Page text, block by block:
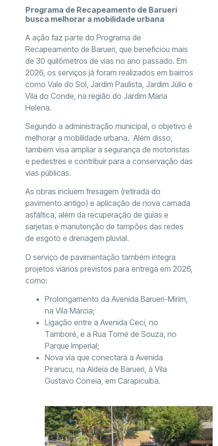
Programa de Recapeamento de Barueri
busca melhorar a mobilidade urbana
A ação faz parte do Programa de
Recapeamento de Barueri, que beneficiou mais
de 30 quilômetros de vias no ano passado. Em
2026, os serviços já foram realizados em bairros
como Vale do Sol, Jardim Paulista, Jardim Júlio e
Vila do Conde, na região do Jardim Maria
Helena.
Segundo a administração municipal, o objetivo é
melhorar a mobilidade urbana. Além disso,
também visa ampliar a segurança de motoristas
e pedestres e contribuir para a conservação das
vias públicas.
As obras incluem fresagem (retirada do
pavimento antigo) e aplicação de nova camada
asfáltica, além da recuperação de guias e
sarjetas e manutenção de tampões das redes
de esgoto e drenagem pluvial.
O serviço de pavimentação também integra
projetos viários previstos para entrega em 2026,
como:
Prolongamento da Avenida Barueri-Mirim,
na Vila Márcia;
Ligação entre a Avenida Ceci, no
Tamboré, e a Rua Tomé de Souza, no
Parque Imperial;
Nova via que conectará a Avenida
Pirarucu, na Aldeia de Barueri, à Vila
Gustavo Correia, em Carapicuíba.